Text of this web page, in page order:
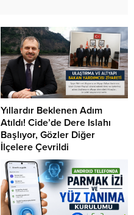
Yıllardır Beklenen Adım
Atıldı! Cide’de Dere Islahı
Başlıyor, Gözler Diğer
İlçelere Çevrildi